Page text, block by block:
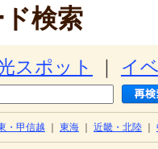
検索
スポット イ
・甲信越 東海 近畿・北陸